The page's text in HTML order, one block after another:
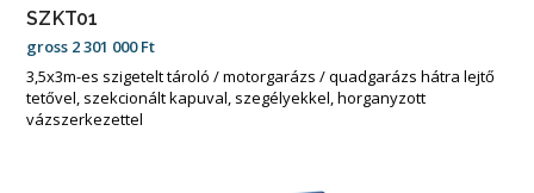
SZKT01
gross 2 301 000Ft
3,5x3m-es szigetelt tároló / motorgarázs / quadgarázs hátra lejtő
tetővel, szekcionált kapuval, szegélyekkel, horganyzott
vázszerkezettel